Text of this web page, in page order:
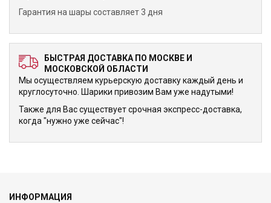
Гарантия на шары составляет 3 дня
БЫСТРАЯ ДОСТАВКА ПО МОСКВЕ И
МОСКОВСКОЙ ОБЛАСТИ
Мы осуществляем курьерскую доставку каждый день и
круглосуточно. Шарики привозим Вам уже надутыми!
Также для Вас существует срочная экспресс-доставка,
когда "нужно уже сейчас"!
ИНФОРМАЦИЯ